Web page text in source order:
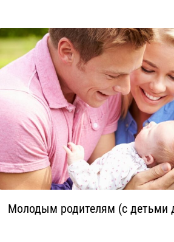
Молодым родителям (с детьми